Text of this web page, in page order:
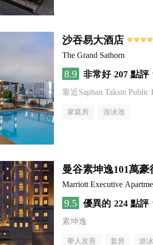
沙吞易大酒店
The Grand Sathorn
8.9 非常好 207 點評
靠近Saphan Taksin Public
家庭房 游泳池
曼谷素坤逸101萬
Marriott Executive
9.5 優異的 224 點評
素坤逸
華人友善 套房 游